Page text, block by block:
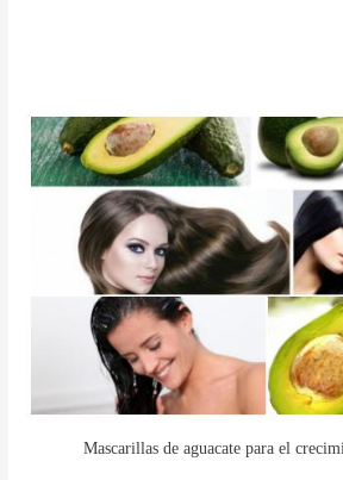
Mascarillas de aguacate para el